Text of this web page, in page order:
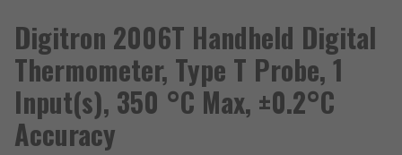
Digitron 2006T Handheld Digital
Thermometer, Type T Probe, 1
Input(s), 350 °C Max, ±0.2°C
Accuracy